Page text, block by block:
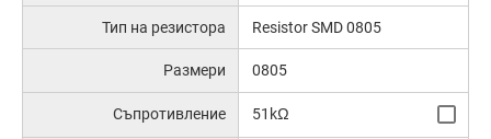
Тип на резистора Resistor SMD 0805
Размери 0805
Съпротивление 51kΩ